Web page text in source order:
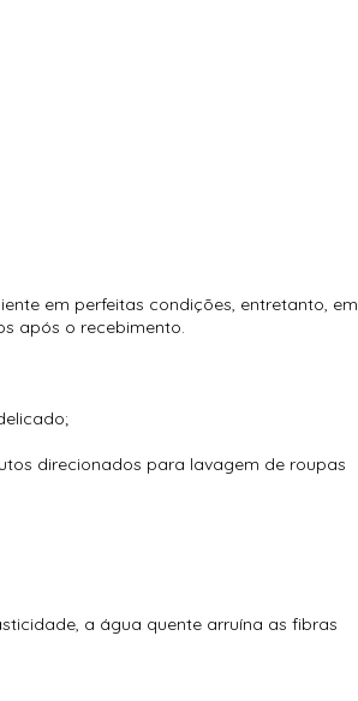
em perfeitas condições, entretanto, em
após o recebimento.
direcionados para lavagem de roupas
a água quente arruína as fibras